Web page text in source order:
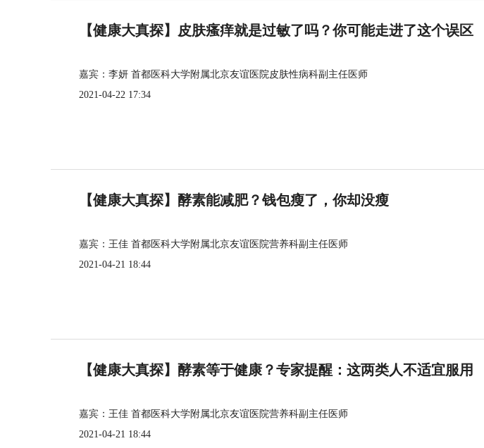
【健康大真探】皮肤瘙痒就是过敏了吗？你可能走进了这个误区
嘉宾：李妍 首都医科大学附属北京友谊医院皮肤性病科副主任医师
2021-04-22 17:34
【健康大真探】酵素能减肥？钱包瘦了，你却没瘦
嘉宾：王佳 首都医科大学附属北京友谊医院营养科副主任医师
2021-04-21 18:44
【健康大真探】酵素等于健康？专家提醒：这两类人不适宜服用
嘉宾：王佳 首都医科大学附属北京友谊医院营养科副主任医师
2021-04-21 18:44